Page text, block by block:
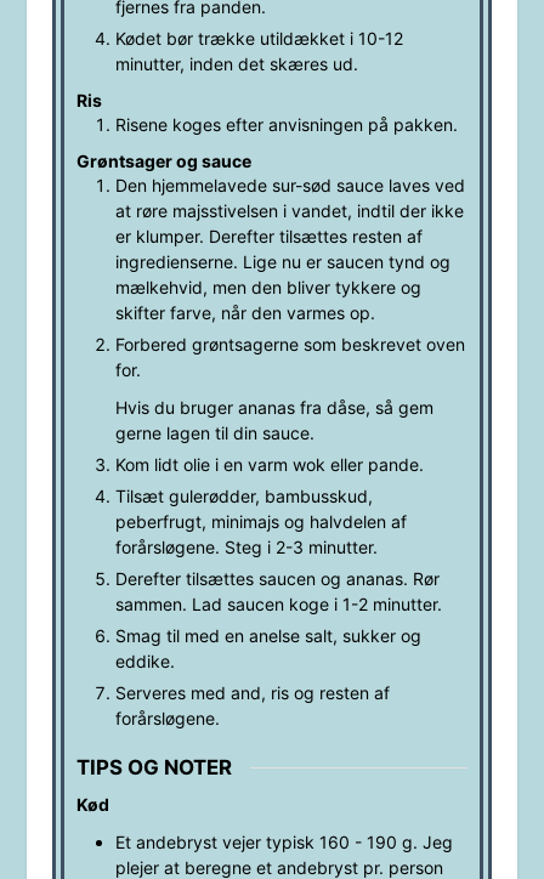
fjernes fra panden.
Kødet bør trække utildækket i 10-12
minutter, inden det skæres ud.
Ris
Risene koges efter anvisningen på pakken.
Grøntsager og sauce
Den hjemmelavede sur-sød sauce laves ved
at røre majsstivelsen i vandet, indtil der ikke
er klumper. Derefter tilsættes resten af
ingredienserne. Lige nu er saucen tynd og
mælkehvid, men den bliver tykkere og
skifter farve, når den varmes op.
Forbered grøntsagerne som beskrevet oven
for.
Hvis du bruger ananas fra dåse, så gem
gerne lagen til din sauce.
Kom lidt olie i en varm wok eller pande.
Tilsæt gulerødder, bambusskud,
peberfrugt, minimajs og halvdelen af
forårsløgene. Steg i 2-3 minutter.
Derefter tilsættes saucen og ananas. Rør
sammen. Lad saucen koge i 1-2 minutter.
Smag til med en anelse salt, sukker og
eddike.
Serveres med and, ris og resten af
forårsløgene.
TIPS OG NOTER
Kød
Et andebryst vejer typisk 160 - 190 g. Jeg
plejer at beregne et andebryst pr. person